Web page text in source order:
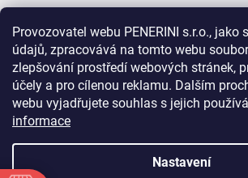
Provozovatel webu PENERINI s.r.o., jako
údajů, zpracovává na tomto webu
zlepšování prostředí webových stránek,
účely a pro cílenou reklamu. Dalším
webu vyjadřujete souhlas s jejich
informace
Nastavení
Sledovat na Instagramu
Facebook